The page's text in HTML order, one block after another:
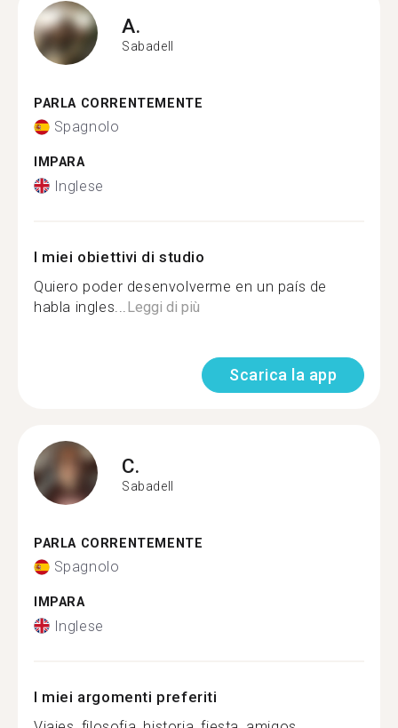
A.
Sabadell
PARLA CORRENTEMENTE
Spagnolo
IMPARA
Inglese
I miei obiettivi di studio
Quiero poder desenvolverme en un país de
habla ingles... Leggi di più
Scarica la app
C.
Sabadell
PARLA CORRENTEMENTE
Spagnolo
IMPARA
Inglese
I miei argomenti preferiti